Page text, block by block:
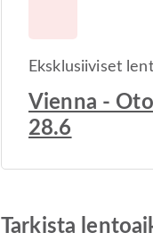
Eksklusiiviset
Vienna -
28.6
Tarkista